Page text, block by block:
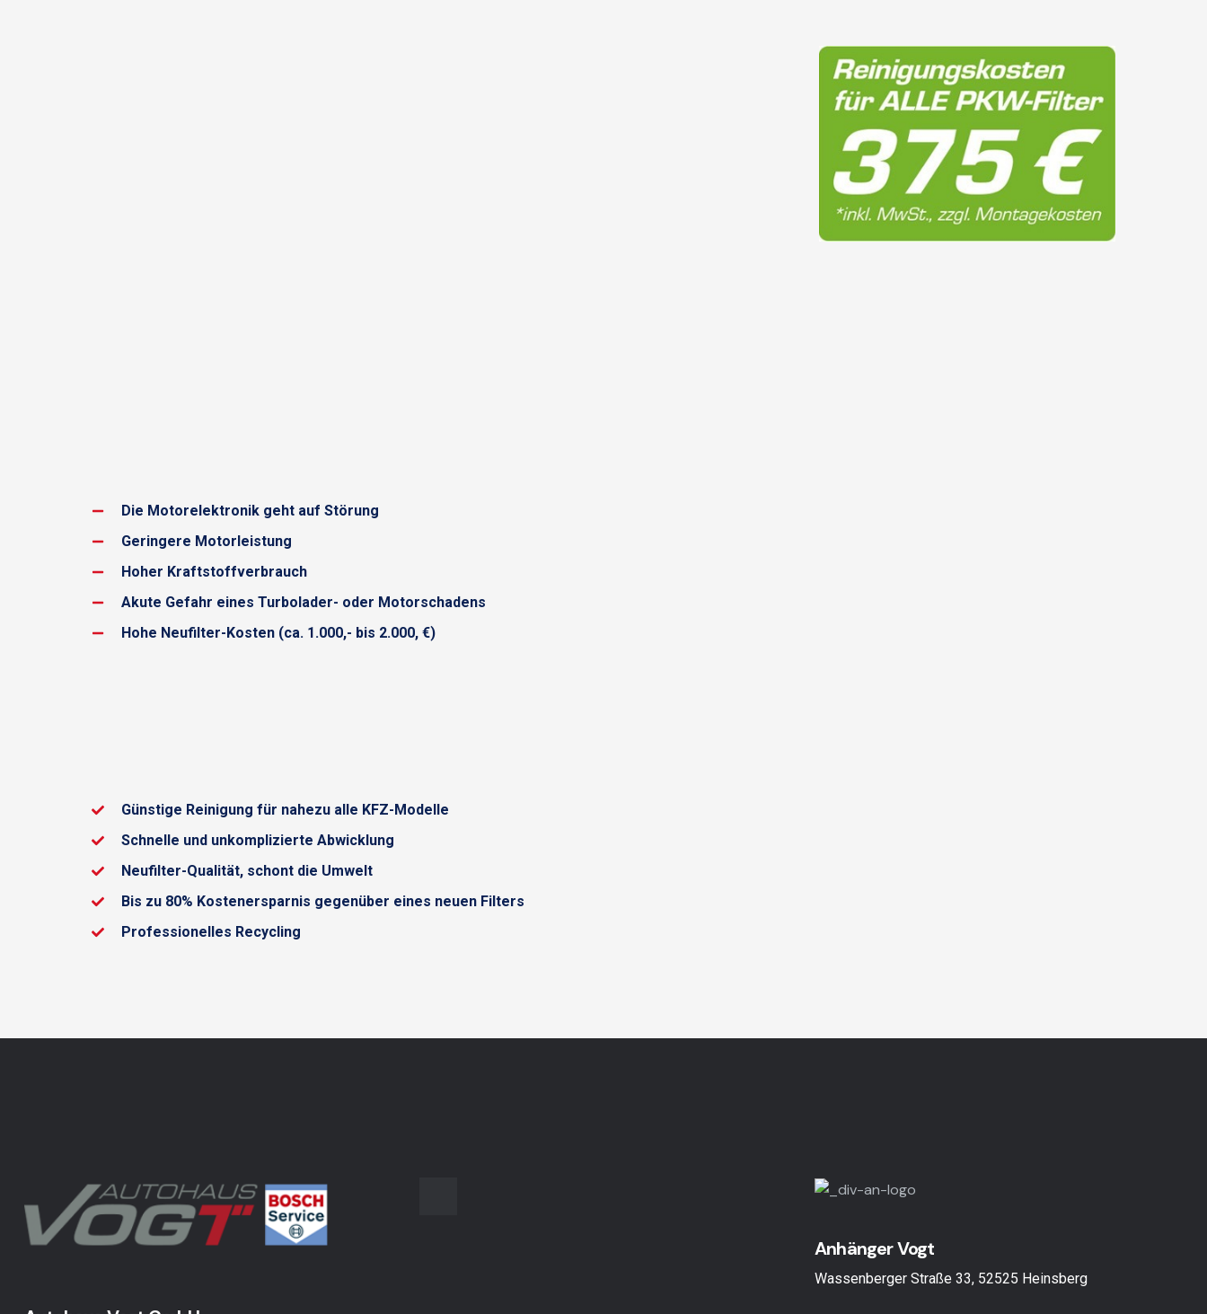
Die Motorelektronik geht auf Störung
Geringere Motorleistung
Hoher Kraftstoffverbrauch
Akute Gefahr eines Turbolader- oder Motorschadens
Hohe Neufilter-Kosten (ca. 1.000,- bis 2.000, €)
Günstige Reinigung für nahezu alle KFZ-Modelle
Schnelle und unkomplizierte Abwicklung
Neufilter-Qualität, schont die Umwelt
Bis zu 80% Kostenersparnis gegenüber eines neuen Filters
Professionelles Recycling
Anhänger Vogt
Wassenberger Straße 33, 52525 Heinsberg